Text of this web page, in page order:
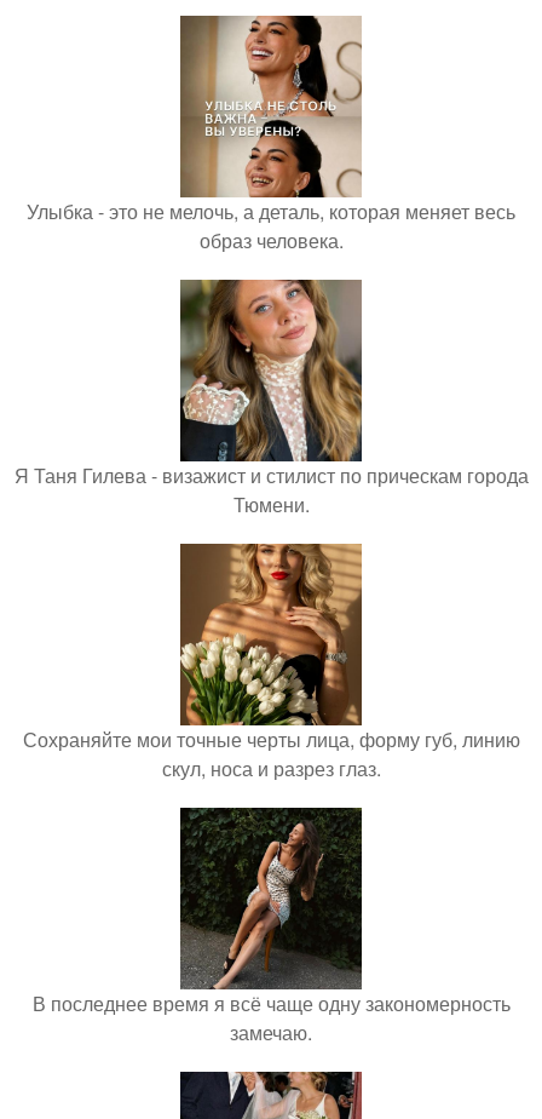
Улыбка - это не мелочь, а деталь, которая меняет весь
образ человека.
Я Таня Гилева - визажист и стилист по прическам города
Тюмени.
Сохраняйте мои точные черты лица, форму губ, линию
скул, носа и разрез глаз.
В последнее время я всё чаще одну закономерность
замечаю.